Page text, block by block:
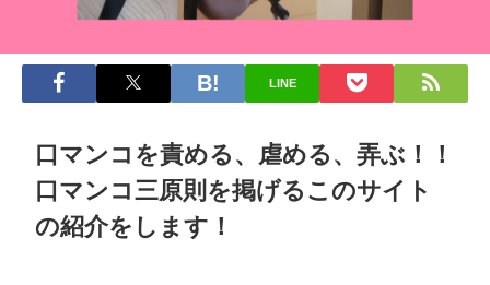
LINE
口マンコを責める、虐める、弄ぶ！！
口マンコ三原則を掲げるこのサイト
の紹介をします！